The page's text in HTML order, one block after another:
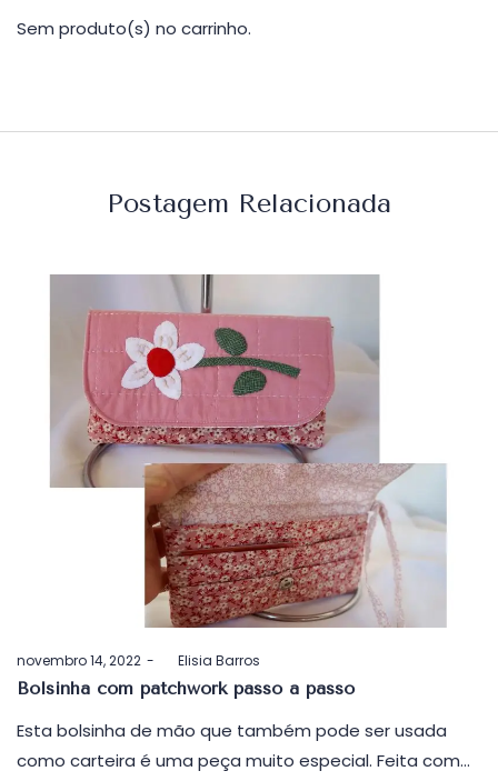
Sem produto(s) no carrinho.
Postagem Relacionada
Postado
em
novembro 14, 2022 byElisia Barros
Bolsinha com patchwork passo a passo
Esta bolsinha de mão que também pode ser usada
como carteira é uma peça muito especial. Feita com…